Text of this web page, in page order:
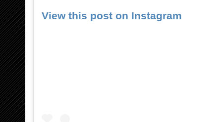
View this post on Instagram